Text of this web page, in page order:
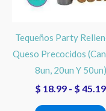
Tequeños Party
Queso Precocidos
8un, 20un Y 50un)
$ 18.99 - $ 45.19